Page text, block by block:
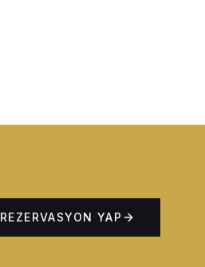
REZERVASYON YAP